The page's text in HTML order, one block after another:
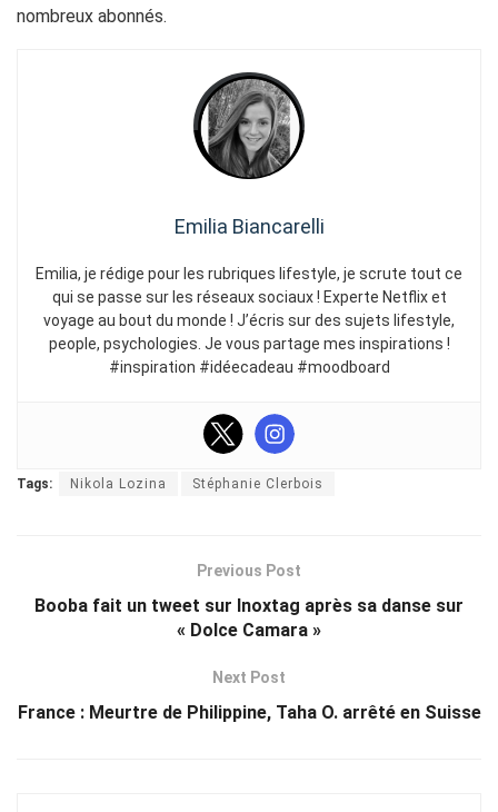
nombreux abonnés.
Emilia Biancarelli
Emilia, je rédige pour les rubriques lifestyle, je scrute tout ce
qui se passe sur les réseaux sociaux ! Experte Netflix et
voyage au bout du monde ! J’écris sur des sujets lifestyle,
people, psychologies. Je vous partage mes inspirations !
#inspiration #idéecadeau #moodboard
Tags: Nikola Lozina Stéphanie Clerbois
Previous Post
Booba fait un tweet sur Inoxtag après sa danse sur
« Dolce Camara »
Next Post
France : Meurtre de Philippine, Taha O. arrêté en Suisse